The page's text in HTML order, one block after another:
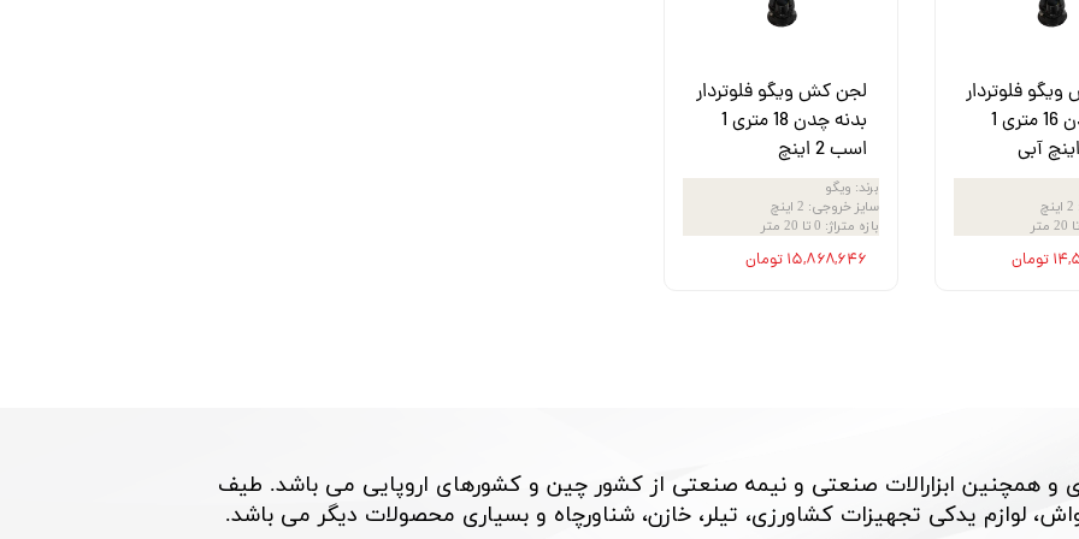
جوش
فلوتردار
بدنه چدن 16 متری 1
2 اینچ
لجن کش ویگو فلوتردار
بدنه چدن 18 متری 1
اسب 2 اینچ
برند: ویگو
سایز خروجی: 2 اینچ
بازه متراژ: 0 تا 20 متر
۱۵,۸۶۸,۶۴۶ تومان
و همچنین ابزارالات صنعتی و نیمه صنعتی از کشور چین و کشورهای اروپایی می باشد. طیف
لوازم یدکی تجهیزات کشاورزی، تیلر، خازن، شناورچاه و بسیاری محصولات دیگر می باشد.